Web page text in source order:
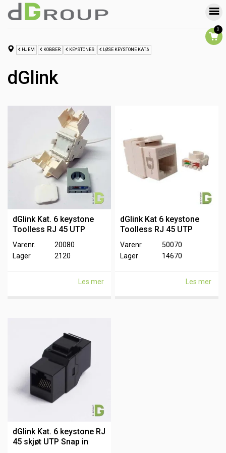
0
HJEM KOBBER KEYSTONES LØSE KEYSTONE KAT.6
dGlink
dGlink Kat. 6 keystone
Toolless RJ 45 UTP
Varenr.
20080
Lager
2120
Les mer
dGlink Kat 6 keystone
Toolless RJ 45 UTP
Varenr.
50070
Lager
14670
Les mer
dGlink Kat. 6 keystone RJ
45 skjøt UTP Snap in